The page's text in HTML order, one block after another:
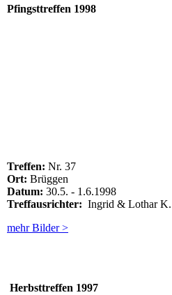
Pfingsttreffen 1998
Treffen: Nr. 37
Ort: Brüggen
Datum: 30.5. - 1.6.1998
Treffausrichter: Ingrid & Lothar K.
mehr Bilder >
Herbsttreffen 1997